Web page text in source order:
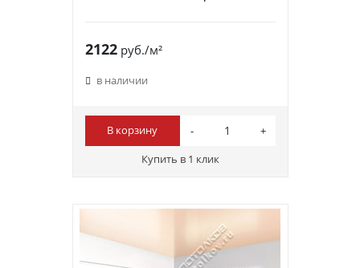
2122руб./м²
в наличии
В корзину
Купить в 1 клик